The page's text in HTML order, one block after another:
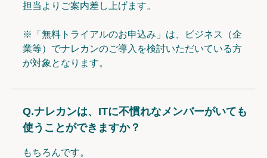
担当よりご案内差し上げます。
※「無料トライアルのお申込み」は、ビジネス（企
業等）でナレカンのご導入を検討いただいている方
が対象となります。
Q.ナレカンは、ITに不慣れなメンバーがいても
使うことができますか？
もちろんです。